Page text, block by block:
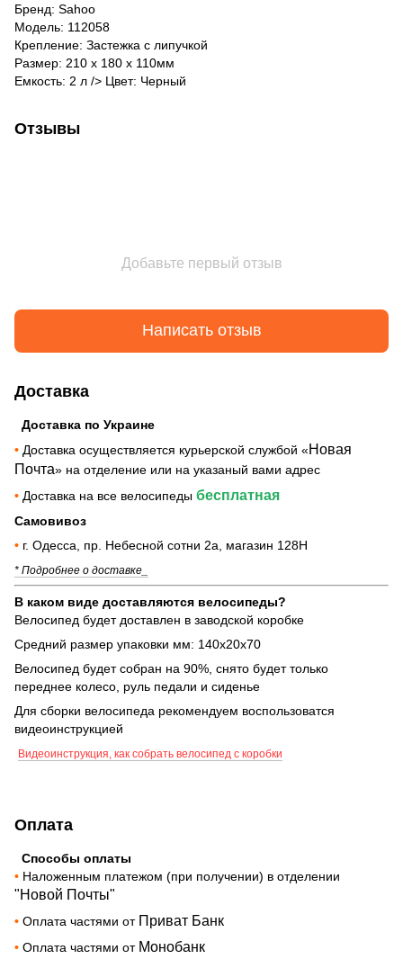
Бренд: Sahoo
Модель: 112058
Крепление: Застежка с липучкой
Размер: 210 х 180 х 110мм
Емкость: 2 л /> Цвет: Черный
Отзывы
Добавьте первый отзыв
Написать отзыв
Доставка
Доставка по Украине
• Доставка осуществляется курьерской службой «Новая
Почта» на отделение или на указаный вами адрес
• Доставка на все велосипеды бесплатная
Самовивоз
• г. Одесса, пр. Небесной сотни 2а, магазин 128Н
* Подробнее о доставке_
В каком виде доставляются велосипеды?
Велосипед будет доставлен в заводской коробке
Средний размер упаковки мм: 140х20х70
Велосипед будет собран на 90%, снято будет только
переднее колесо, руль педали и сиденье
Для сборки велосипеда рекомендуем воспользоватся
видеоинструкцией
Видеоинструкция, как собрать велосипед с коробки
Оплата
Способы оплаты
• Наложенным платежом (при получении) в отделении
"Новой Почты"
• Оплата частями от Приват Банк
• Оплата частями от Монобанк